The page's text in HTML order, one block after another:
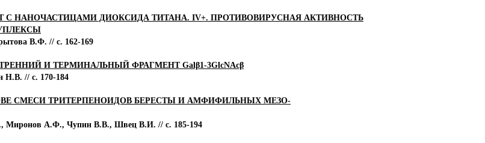
НАНОЧАСТИЦАМИ ДИОКСИДА ТИТАНА. IV+. ПРОТИВОВИРУСНАЯ АКТИВНОСТЬ
В.Ф. // с. 162-169
И ТЕРМИНАЛЬНЫЙ ФРАГМЕНТ Galβ1-3GlcNAcβ
Н.В. // с. 170-184
СМЕСИ ТРИТЕРПЕНОИДОВ БЕРЕСТЫ И АМФИФИЛЬНЫХ МЕЗО-
Миронов А.Ф., Чупин В.В., Швец В.И. // с. 185-194